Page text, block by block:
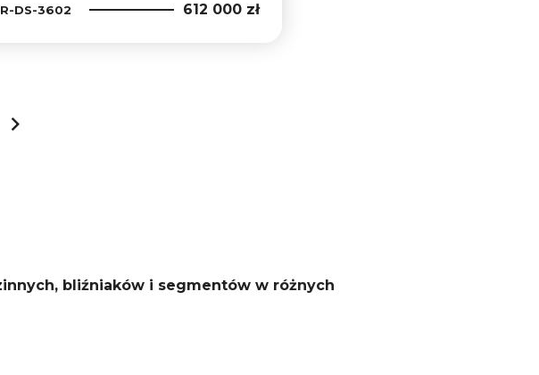
DS-3602 612 000 zł
next
bliźniaków i segmentów w różnych